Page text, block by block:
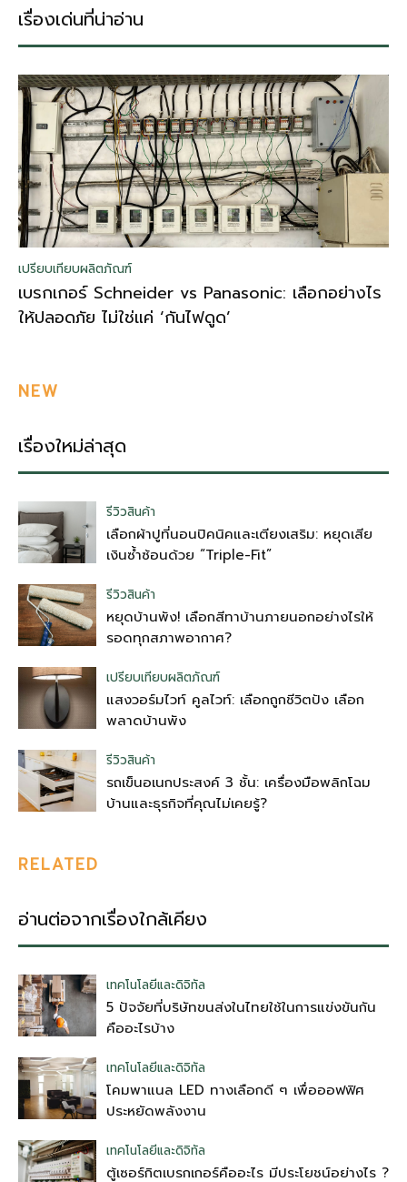
เรื่องเด่นที่น่าอ่าน
เปรียบเทียบผลิตภัณฑ์
เบรกเกอร์ Schneider vs Panasonic: เลือกอย่างไร
ให้ปลอดภัย ไม่ใช่แค่ ‘กันไฟดูด’
NEW
เรื่องใหม่ล่าสุด
รีวิวสินค้า
เลือกผ้าปูที่นอนปิคนิคและเตียงเสริม: หยุดเสีย
เงินซ้ำซ้อนด้วย “Triple-Fit”
รีวิวสินค้า
หยุดบ้านพัง! เลือกสีทาบ้านภายนอกอย่างไรให้
รอดทุกสภาพอากาศ?
เปรียบเทียบผลิตภัณฑ์
แสงวอร์มไวท์ คูลไวท์: เลือกถูกชีวิตปัง เลือก
พลาดบ้านพัง
รีวิวสินค้า
รถเข็นอเนกประสงค์ 3 ชั้น: เครื่องมือพลิกโฉม
บ้านและธุรกิจที่คุณไม่เคยรู้?
RELATED
อ่านต่อจากเรื่องใกล้เคียง
เทคโนโลยีและดิจิทัล
5 ปัจจัยที่บริษัทขนส่งในไทยใช้ในการแข่งขันกัน
คืออะไรบ้าง
เทคโนโลยีและดิจิทัล
โคมพาแนล LED ทางเลือกดี ๆ เพื่อออฟฟิศ
ประหยัดพลังงาน
เทคโนโลยีและดิจิทัล
ตู้เซอร์กิตเบรกเกอร์คืออะไร มีประโยชน์อย่างไร ?